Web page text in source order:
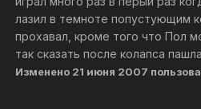
лазил в темноте попустующим
прохавал, кроме того что Пол
так сказать после колапса
Изменено 21 июня 2007